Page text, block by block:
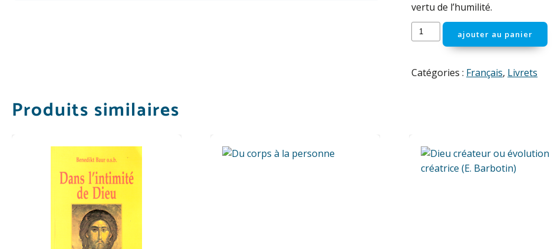
vertu de l’humilité.
quantité
de
pratique
ajouter au panier
Catégories : Français, Livrets
Produits similaires